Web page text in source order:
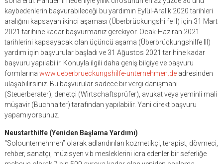
kaybedenlerin başvurabileceği bu yardımın Eylül-Aralık 2020 tarihleri
aralığını kapsayan ikinci aşaması (Überbrückungshilfe II) için 31 Mart
2021 tarihine kadar başvurmanız gerekiyor. Ocak-Haziran 2021
tarihlerini kapsayacak olan üçüncü aşama (Überbrückungshilfe III)
yardım için başvurular başladı ve 31 Ağustos 2021 tarihine kadar
başvuru yapılabilir. Konuyla ilgili daha geniş bilgiye ve başvuru
formlarına www.ueberbrueckungshilfe-unternehmen.deadresinden
ulaşabilirsiniz. Bu başvurular sadece bir vergi danışmanı
(Steuerberater), denetçi (Wirtschaftsprüfer), avukat veya yeminli mali
müşavir (Buchhalter) tarafından yapılabilir. Yani direkt başvuru
yapamıyorsunuz.
Neustarthilfe (Yeniden Başlama Yardımı)
“Solounternehmen” olarak adlandırılan kozmetikçi, terapist, dövmeci,
rehber, sanatçı, müzisyen v.b mesleklerini icra edenler bir seferliğe